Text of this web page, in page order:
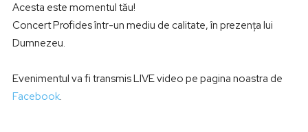
Acesta este momentul tău!
Concert Profides într-un mediu de calitate, în prezența lui
Dumnezeu.
Evenimentul va fi transmis LIVE video pe pagina noastra de
Facebook.